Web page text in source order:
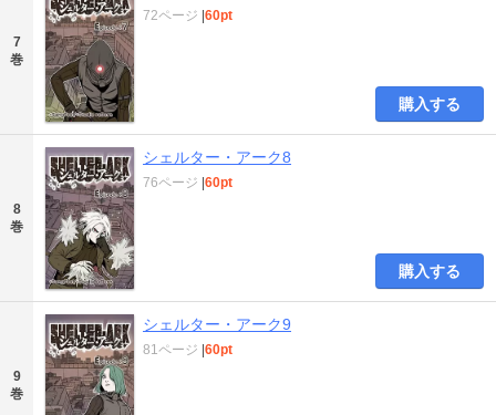
7
巻
72ページ |60pt
購入する
8
巻
シェルター・アーク8
76ページ |60pt
購入する
9
巻
シェルター・アーク9
81ページ |60pt